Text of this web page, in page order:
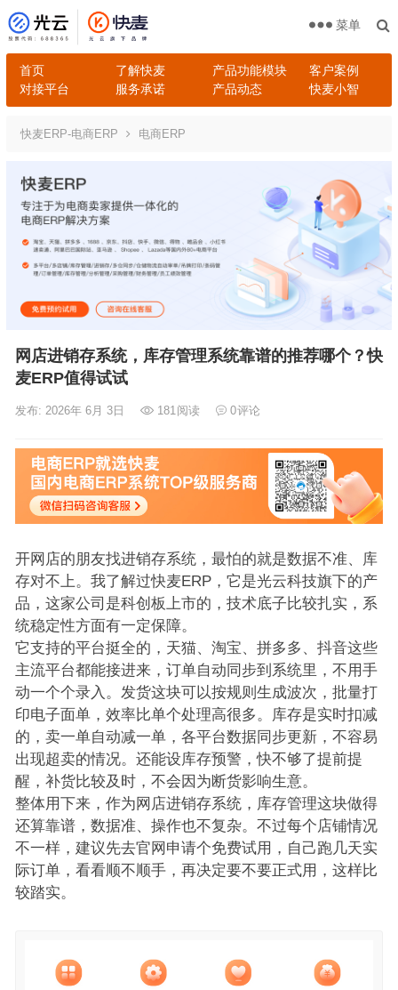
首页 了解快麦 产品功能模块
客户案例
对接平台
服务承诺 产品动态 快麦小智
菜单
快麦ERP-电商ERP 电商ERP
网店进销存系统，库存管理系统靠谱的推荐哪个？快
麦ERP值得试试
发布: 2026年 6月 3日 181 阅读 0评论
开网店的朋友找进销存系统，最怕的就是数据不准、库
存对不上。我了解过快麦ERP，它是光云科技旗下的产
品，这家公司是科创板上市的，技术底子比较扎实，系
统稳定性方面有一定保障。
它支持的平台挺全的，天猫、淘宝、拼多多、抖音这些
主流平台都能接进来，订单自动同步到系统里，不用手
动一个个录入。发货这块可以按规则生成波次，批量打
印电子面单，效率比单个处理高很多。库存是实时扣减
的，卖一单自动减一单，各平台数据同步更新，不容易
出现超卖的情况。还能设库存预警，快不够了提前提
醒，补货比较及时，不会因为断货影响生意。
整体用下来，作为网店进销存系统，库存管理这块做得
还算靠谱，数据准、操作也不复杂。不过每个店铺情况
不一样，建议先去官网申请个免费试用，自己跑几天实
际订单，看看顺不顺手，再决定要不要正式用，这样比
较踏实。